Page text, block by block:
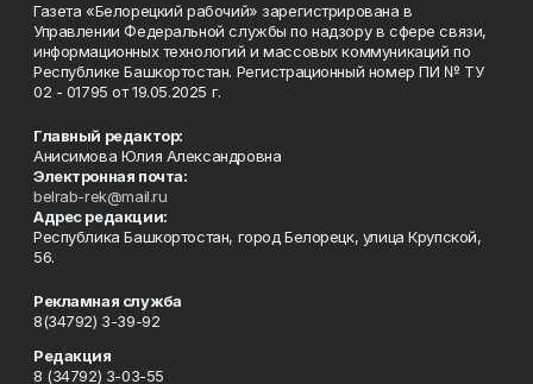
Газета «Белорецкий рабочий» зарегистрирована в
Управлении Федеральной службы по надзору в сфере связи,
информационных технологий и массовых коммуникаций по
Республике Башкортостан. Регистрационный номер ПИ № ТУ
02 - 01795 от 19.05.2025 г.
Главный редактор:
Анисимова Юлия Александровна
Электронная почта:
belrab-rek@mail.ru
Адрес редакции:
Республика Башкортостан, город Белорецк, улица Крупской,
56.
Рекламная служба
8(34792) 3-39-92
Редакция
8 (34792) 3-03-55